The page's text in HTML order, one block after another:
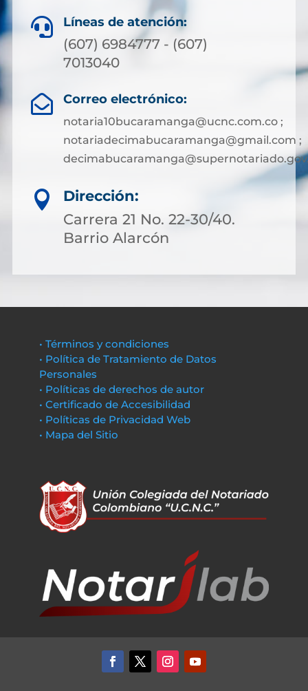
 Líneas de atención:
(607) 6984777 - (607)
7013040
 Correo electrónico:
notaria10bucaramanga@ucnc.com.co ;
notariadecimabucaramanga@gmail.com ;

Dirección:
Carrera 21 No. 22-30/40.
Barrio Alarcón
• Términos y condiciones
• Política de Tratamiento de Datos
Personales
• Políticas de derechos de autor
• Certificado de Accesibilidad
• Políticas de Privacidad Web
• Mapa del Sitio